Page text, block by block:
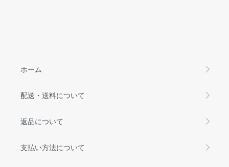
ホーム
配送・送料について
返品について
支払い方法について